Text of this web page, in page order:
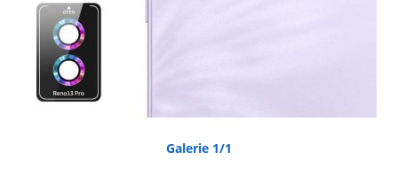
Galerie 1/1